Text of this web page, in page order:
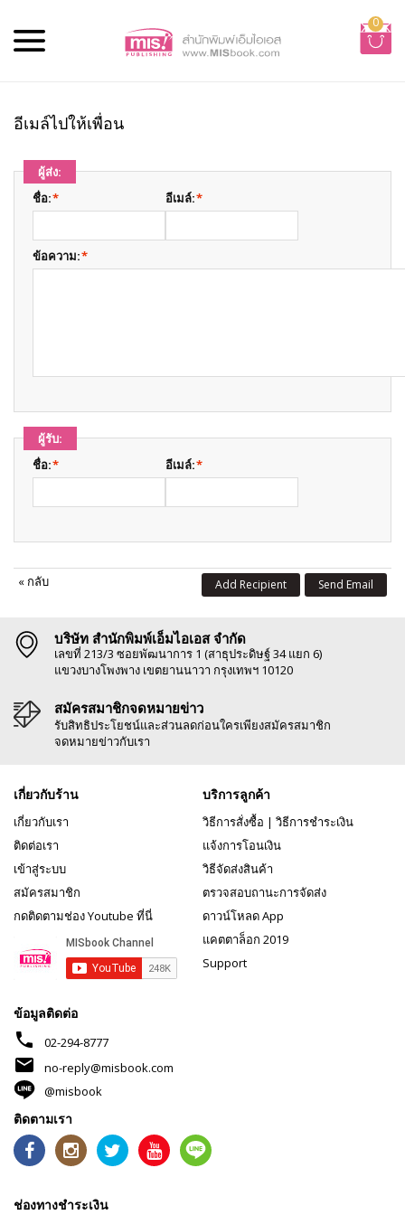
0
อีเมล์ไปให้เพื่อน
ผู้ส่ง:
*
ชื่อ: *
อีเมล์:
*
ข้อความ:
ผู้รับ:
*
ชื่อ: *
อีเมล์:
« กลับ Send Email
Add Recipient
บริษัท สำนักพิมพ์เอ็มไอเอส จำกัด
เลขที่ 213/3 ซอยพัฒนาการ 1 (สาธุประดิษฐ์ 34 แยก 6)
แขวงบางโพงพาง เขตยานนาวา กรุงเทพฯ 10120
สมัครสมาชิกจดหมายข่าว
รับสิทธิประโยชน์และส่วนลดก่อนใครเพียงสมัครสมาชิก
จดหมายข่าวกับเรา
เกี่ยวกับร้าน
เกี่ยวกับเรา
ติดต่อเรา
เข้าสู่ระบบ
สมัครสมาชิก
กดติดตามช่อง Youtube ที่นี่
บริการลูกค้า
วิธีการสั่งซื้อ | วิธีการชำระเงิน
แจ้งการโอนเงิน
วิธีจัดส่งสินค้า
ตรวจสอบถานะการจัดส่ง
ดาวน์โหลด App
แคตตาล็อก 2019
Support
ข้อมูลติดต่อ
phone 02-294-8777
mail
no-reply@misbook.com
@misbook
ติดตามเรา
ช่องทางชำระเงิน